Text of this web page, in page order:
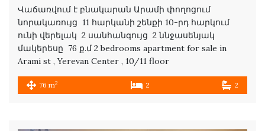
Վաճառվում է բնակարան Արամի փողոցում
նորակառույց 11 հարկանի շենքի 10-րդ հարկում
ունի վերելակ 2 սանհանգույց 2 ննջասենյակ
մակերեսը 76 ք.մ 2 bedrooms apartment for sale in
Arami st , Yerevan Center , 10/11 floor
76 m2 2 2